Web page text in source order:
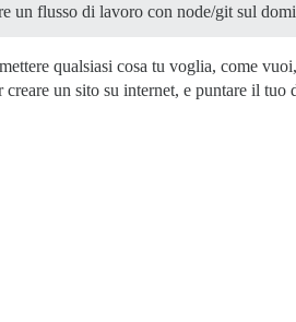
un flusso di lavoro con node/git sul
qualsiasi cosa tu voglia, come
un sito su internet, e puntare il tuo